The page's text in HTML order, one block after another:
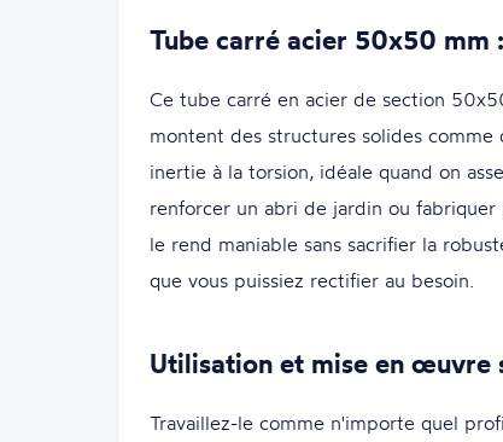
Tube carré acier 50x50 mm
Ce tube carré en acier de section
montent des structures solides
inertie à la torsion, idéale quand on
renforcer un abri de jardin ou
le rend maniable sans sacrifier la
que vous puissiez rectifier au besoin.
Utilisation et mise en œuvre
Travaillez-le comme n'importe quel